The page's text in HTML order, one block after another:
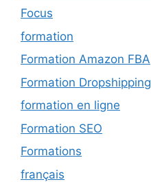
Focus
formation
Formation Amazon FBA
Formation Dropshipping
formation en ligne
Formation SEO
Formations
français